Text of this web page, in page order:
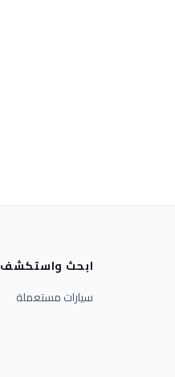
ابحث واستكشف
سيارات مستعملة